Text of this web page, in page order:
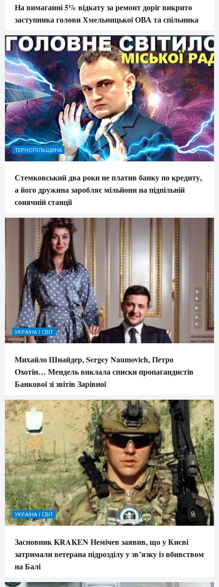
На вимаганні 5% відкату за ремонт доріг викрито
заступника голови Хмельницької ОВА та спільника
ТЕРНОПІЛЬЩИНА
Стемковський два роки не платив банку по кредиту,
а його дружина заробляє мільйони на підпільній
сонячній станції
УКРАЇНА І СВІТ
Михайло Шнайдер, Sergey Naumovich, Петро
Охотін… Мендель виклала списки пропагандистів
Банкової зі звітів Зарівної
УКРАЇНА І СВІТ
Засновник KRAKEN Немічев заявив, що у Києві
затримали ветерана підрозділу у зв’язку із вбивством
на Балі